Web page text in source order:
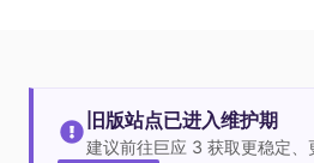
旧版站点已进入维护期
建议前往巨应 3 获取更稳定、